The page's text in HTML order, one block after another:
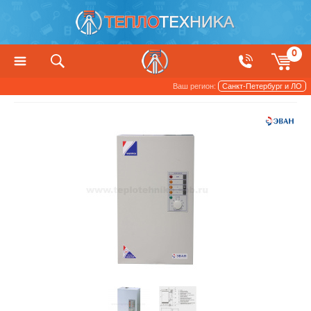
0
Ваш регион: Санкт-Петербург и ЛО